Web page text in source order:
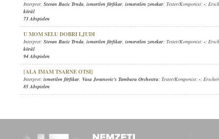
Interpret: Stevan Bacic Trnda, ismertlen férfikar, ismeretlen zenekar; Texter/Komponist: -;
körül
73 Abspielen
U MOM SELU DOBRI LJUDI
Interpret: Stevan Bacic Trnda, ismertlen férfikar, ismeretlen zenekar; Texter/Komponist: -;
körül
94 Abspielen
[ALA IMAM TSARNE OTSI]
Interpret: ismertlen férfikar, Vasa Jovanovic's Tambura Orchestra; Texter/Komponist: -;
85 Abspielen